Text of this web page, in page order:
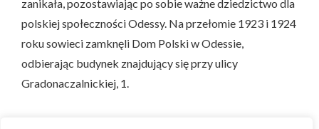
zanikała, pozostawiając po sobie ważne dziedzictwo dla
polskiej społeczności Odessy. Na przełomie 1923 i 1924
roku sowieci zamknęli Dom Polski w Odessie,
odbierając budynek znajdujący się przy ulicy
Gradonaczalnickiej, 1.